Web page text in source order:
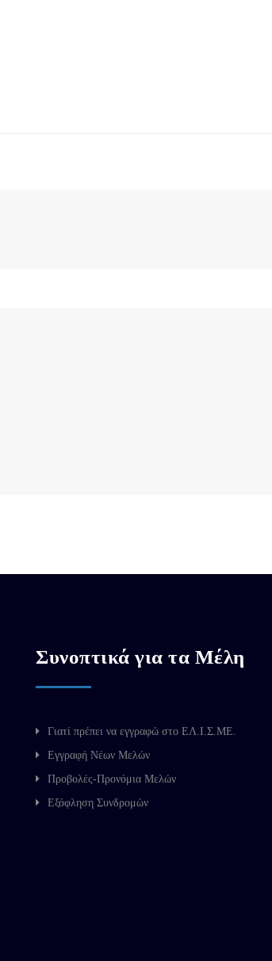
Συνοπτικά για τα Μέλη
Γιατί πρέπει να εγγραφώ στο ΕΛ.Ι.Σ.ΜΕ.
Εγγραφή Νέων Μελών
Προβολές-Προνόμια Μελών
Εξόφληση Συνδρομών